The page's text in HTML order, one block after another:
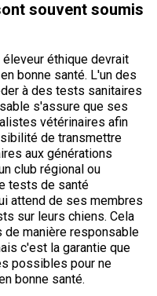
souvent soumis
éthique devrait
bonne santé. L'un des
à des tests sanitaires
s'assure que ses
vétérinaires afin
de transmettre
aux générations
club régional ou
tests de santé
attend de ses membres
sur leurs chiens. Cela
manière responsable
c'est la garantie que
possibles pour ne
bonne santé.